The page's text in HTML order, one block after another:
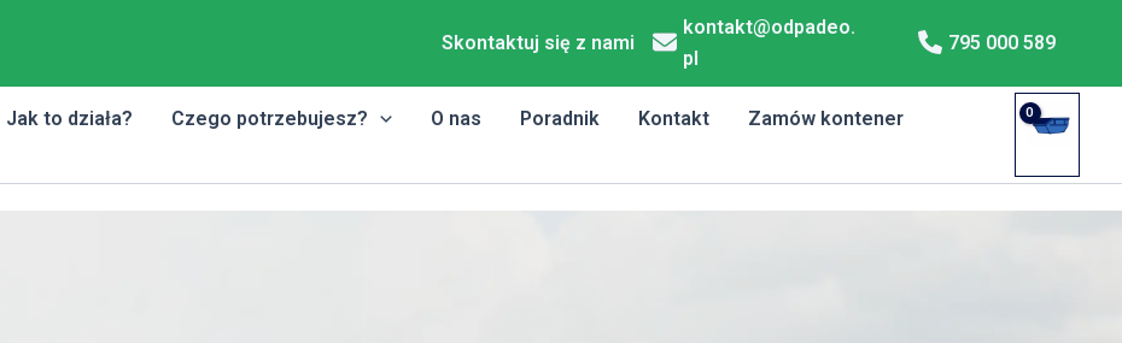
kontakt@odpadeo.
pl
Skontaktuj się z nami 795 000 589
Jak to działa? Czego potrzebujesz? O nas Poradnik Kontakt
Zamów kontener